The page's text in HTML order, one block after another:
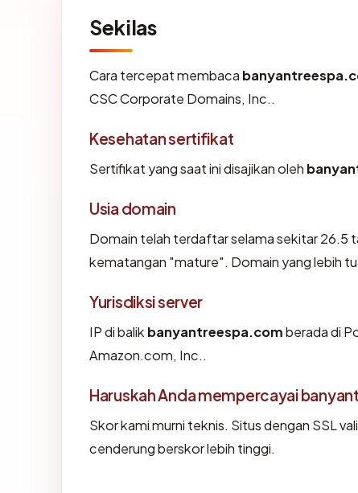
Sekilas
Cara tercepat membaca
CSC Corporate Domains, Inc..
Kesehatan sertifikat
Sertifikat yang saat ini disajikan oleh
Usia domain
Domain telah terdaftar selama sekitar 26.5
kematangan "mature". Domain yang lebih
Yurisdiksi server
IP di balik banyantreespa.comberada di
Amazon.com, Inc..
Haruskah Anda mempercayai
Skor kami murni teknis. Situs dengan SSL
cenderung berskor lebih tinggi.